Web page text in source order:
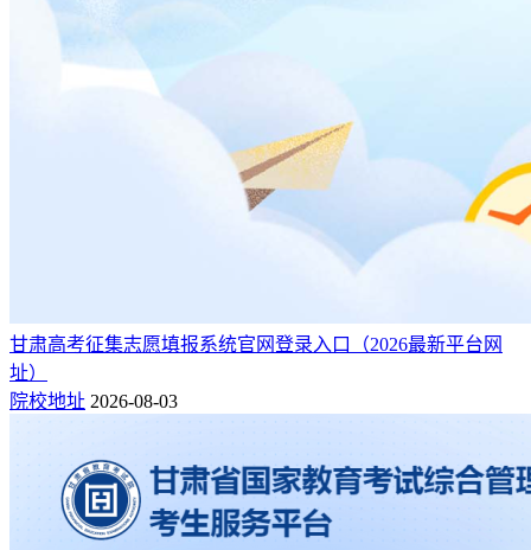
甘肃高考征集志愿填报系统官网登录入口（2026最新平台网
址）
院校地址 2026-08-03